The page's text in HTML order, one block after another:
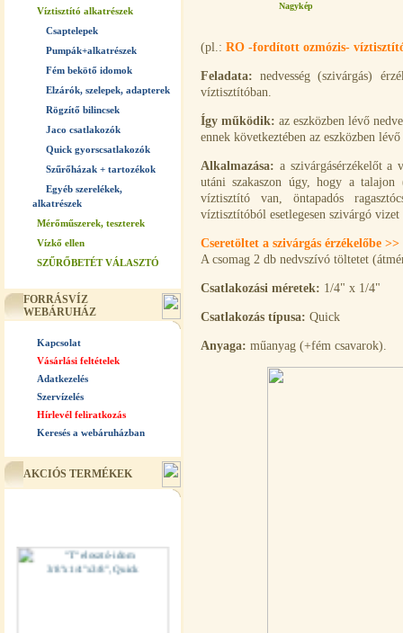
Víztisztító alkatrészek
Csaptelepek
Pumpák+alkatrészek
Fém bekötő idomok
Elzárók, szelepek, adapterek
Rögzítő bilincsek
Jaco csatlakozók
Quick gyorscsatlakozók
Szűrőházak + tartozékok
Egyéb szerelékek,
alkatrészek
Mérőműszerek, teszterek
Vízkő ellen
SZŰRŐBETÉT VÁLASZTÓ
FORRÁSVÍZ
WEBÁRUHÁZ
Kapcsolat
Vásárlási feltételek
Adatkezelés
Szervízelés
Hírlevél feliratkozás
Keresés a webáruházban
AKCIÓS TERMÉKEK
Nagykép
(pl.: RO -fordított ozmózis-
Feladata: nedvesség (szivárgás)
víztisztítóban.
Így működik: az eszközben lévő
ennek következtében az eszközben
Alkalmazása: a szivárgásérzékelőt a
utáni szakaszon úgy, hogy a
víztisztító van, öntapadós
víztisztítóból esetlegesen szivárgó
Cseretöltet a szivárgás érzékelőbe >>
A csomag 2 db nedvszívó töltetet
Csatlakozási méretek: 1/4" x 1/4"
Csatlakozás típusa: Quick
Anyaga: műanyag (+fém csavarok).